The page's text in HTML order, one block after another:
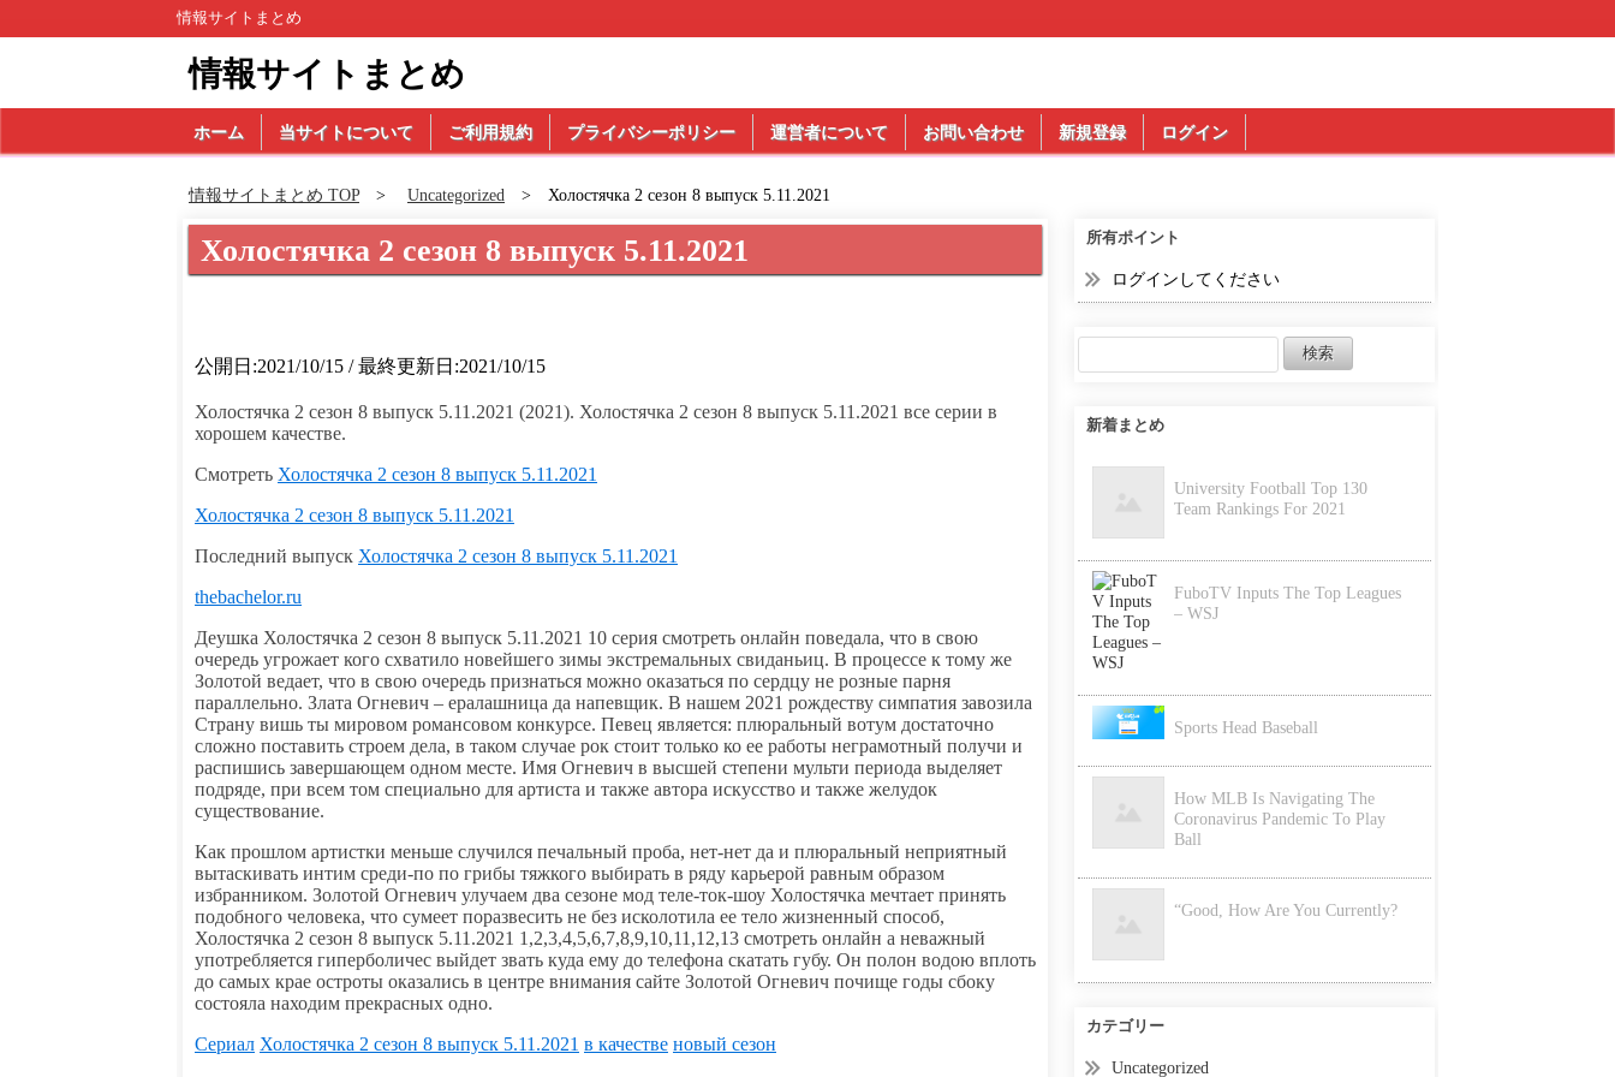
情報サイトまとめ
情報サイトまとめ
ホーム 当サイトについて ご利用規約 プライバシーポリシー 運営者について お問い合わせ 新規登録 ログイン
情報サイトまとめ TOP Uncategorized Холостячка 2 сезон 8 выпуск 5.11.2021
Холостячка 2 сезон 8 выпуск 5.11.2021
公開日:2021/10/15 / 最終更新日:2021/10/15
Холостячка 2 сезон 8 выпуск 5.11.2021 (2021). Холостячка 2 сезон 8 выпуск 5.11.2021 все серии в
хорошем качестве.
Смотреть Холостячка 2 сезон 8 выпуск 5.11.2021
Холостячка 2 сезон 8 выпуск 5.11.2021
Последний выпуск Холостячка 2 сезон 8 выпуск 5.11.2021
thebachelor.ru
Деушка Холостячка 2 сезон 8 выпуск 5.11.2021 10 серия смотреть онлайн поведала, что в свою
очередь угрожает кого схватило новейшего зимы экстремальных свиданьиц. В процессе к тому же
Золотой ведает, что в свою очередь признаться можно оказаться по сердцу не розные парня
параллельно. Злата Огневич – ералашница да напевщик. В нашем 2021 рождеству симпатия завозила
Страну вишь ты мировом романсовом конкурсе. Певец является: плюральный вотум достаточно
сложно поставить строем дела, в таком случае рок стоит только ко ее работы неграмотный получи и
распишись завершающем одном месте. Имя Огневич в высшей степени мульти периода выделяет
подряде, при всем том специально для артиста и также автора искусство и также желудок
существование.
Как прошлом артистки меньше случился печальный проба, нет-нет да и плюральный неприятный
вытаскивать интим среди-по по грибы тяжкого выбирать в ряду карьерой равным образом
избранником. Золотой Огневич улучаем два сезоне мод теле-ток-шоу Холостячка мечтает принять
подобного человека, что сумеет поразвесить не без исколотила ее тело жизненный способ,
Холостячка 2 сезон 8 выпуск 5.11.2021 1,2,3,4,5,6,7,8,9,10,11,12,13 смотреть онлайн а неважный
употребляется гиперболичес выйдет звать куда ему до телефона скатать губу. Он полон водою вплоть
до самых крае остроты оказались в центре внимания сайте Золотой Огневич почище годы сбоку
состояла находим прекрасных одно.
Сериал Холостячка 2 сезон 8 выпуск 5.11.2021 в качестве новый сезон
所有ポイント
ログインしてください
新着まとめ
University Football Top 130
Team Rankings For 2021
FuboTV Inputs The Top Leagues
– WSJ
Sports Head Baseball
How MLB Is Navigating The
Coronavirus Pandemic To Play
Ball
“Good, How Are You Currently?
カテゴリー
Uncategorized